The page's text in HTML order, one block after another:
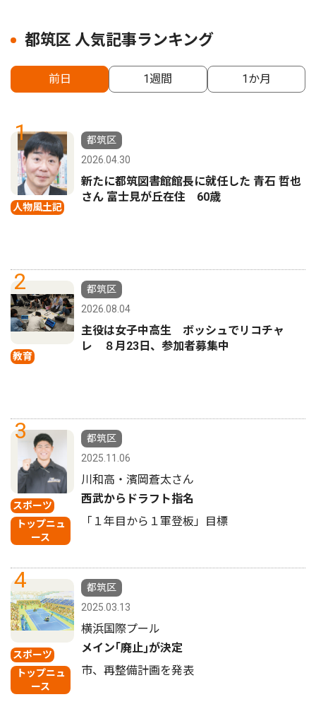
都筑区 人気記事ランキング
前日 1週間 1か月
1
人物風土記
都筑区
2026.04.30
新たに都筑図書館館長に就任した 青石 哲也
さん 富士見が丘在住 60歳
2
教育
都筑区
2026.08.04
主役は女子中高生 ボッシュでリコチャ
レ ８月23日、参加者募集中
3
スポーツ
トップニュ
ース
都筑区
2025.11.06
川和高・濱岡蒼太さん
西武からドラフト指名
「１年目から１軍登板」目標
4
スポーツ
トップニュ
ース
都筑区
2025.03.13
横浜国際プール
メイン｢廃止｣が決定
市、再整備計画を発表